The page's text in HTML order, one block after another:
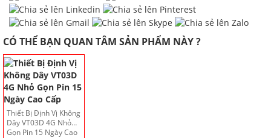
CÓ THỂ BẠN QUAN TÂM SẢN PHẨM NÀY ?
Thiết Bị Định Vị Không
Dây VT03D 4G Nhỏ
Gọn Pin 15 Ngày Cao